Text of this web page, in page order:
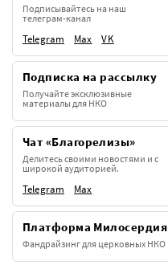
Подписывайтесь на наш
телеграм-канал
Telegram Max VK
Подписка на рассылку
Получайте эксклюзивные
материалы для НКО
Чат «Благорелизы»
Делитесь своими новостями и с
широкой аудиторией.
Telegram Max
Платформа Милосердия
Фандрайзинг для церковных НКО